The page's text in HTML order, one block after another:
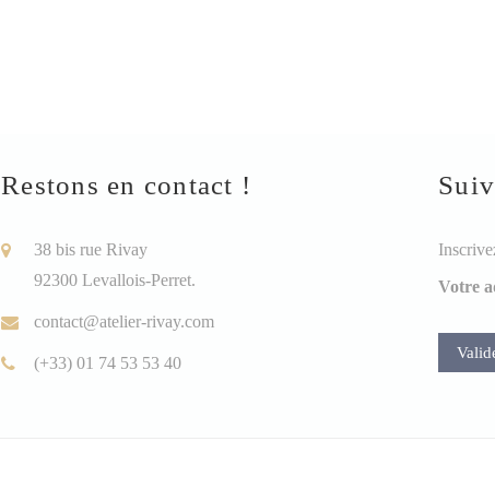
Restons en contact !
38 bis rue Rivay
92300 Levallois-Perret.
contact@atelier-rivay.com
(+33) 01 74 53 53 40
Votre